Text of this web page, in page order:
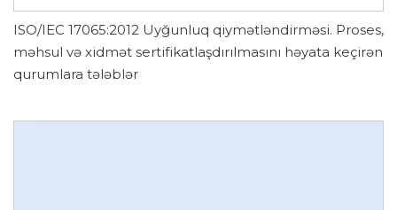
ISO/IEC 17065:2012 Uyğunluq qiymətləndirməsi. Proses,
məhsul və xidmət sertifikatlaşdırılmasını həyata keçirən
qurumlara tələblər